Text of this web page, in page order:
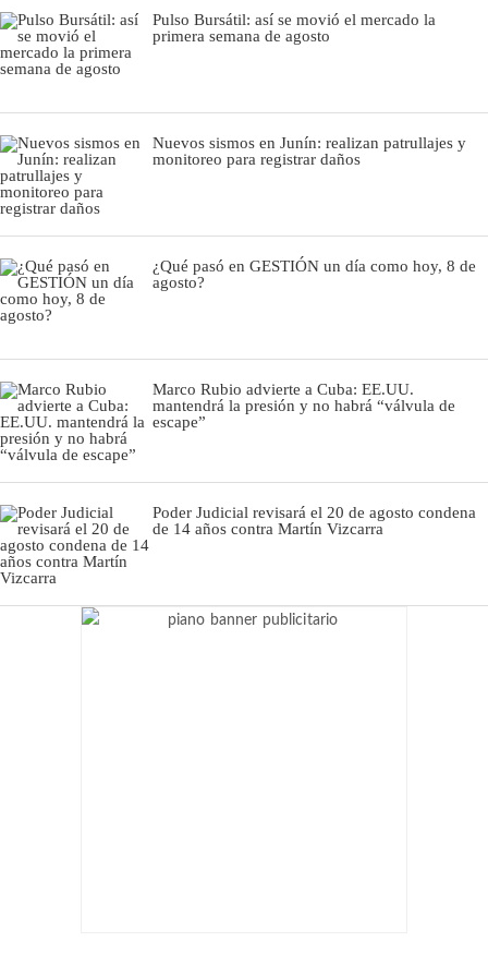
Pulso Bursátil: así se movió el mercado la
primera semana de agosto
Nuevos sismos en Junín: realizan patrullajes y
monitoreo para registrar daños
¿Qué pasó en GESTIÓN un día como hoy, 8 de
agosto?
Marco Rubio advierte a Cuba: EE.UU.
mantendrá la presión y no habrá “válvula de
escape”
Poder Judicial revisará el 20 de agosto condena
de 14 años contra Martín Vizcarra